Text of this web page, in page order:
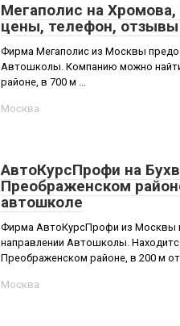
Мегаполис на
цены, телефон,
Фирма Мегаполис из Москвы
Автошколы. Компанию можно
районе, в 700 м ...
Москва
АвтоКурсПрофи на
Преображенском
автошколе
Фирма АвтоКурсПрофи из Москвы
направлении Автошколы.
Преображенском районе, в 200 м от
Москва